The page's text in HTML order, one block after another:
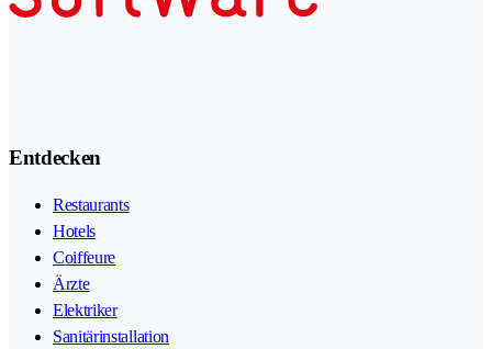
Entdecken
Restaurants
Hotels
Coiffeure
Ärzte
Elektriker
Sanitärinstallation